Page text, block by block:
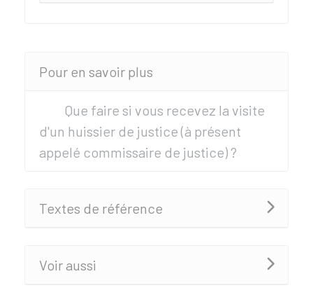
Pour en savoir plus
Que faire si vous recevez la visite
d'un huissier de justice (à présent
appelé commissaire de justice) ?
Textes de référence
Voir aussi